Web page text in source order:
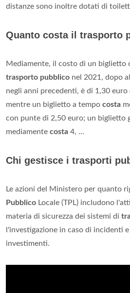
distanze sono inoltre dotati di
Quanto costa il trasporto
Mediamente, il costo di un biglietto
trasporto pubblico nel 2021, dopo
negli anni precedenti, è di 1,30
mentre un biglietto a tempo costa
con punte di 2,50 euro; un biglietto
mediamente costa 4, ...
Chi gestisce i trasporti
Le azioni del Ministero per quanto
Pubblico Locale (TPL) includono
materia di sicurezza dei sistemi di
l'investigazione in caso di incidenti
investimenti.